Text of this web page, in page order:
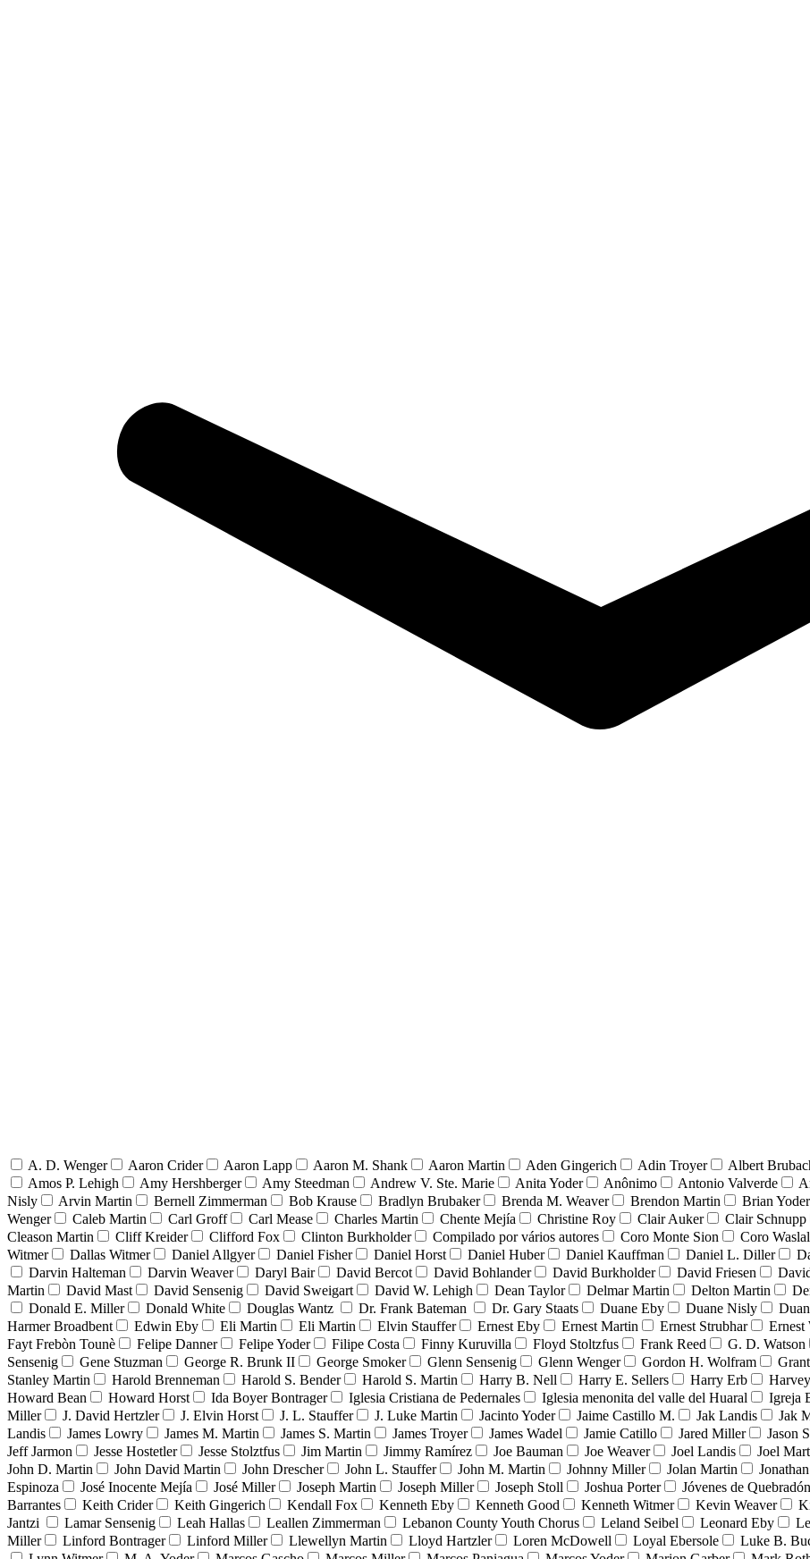
A. D. Wenger Aaron Crider Aaron Lapp Aaron M. Shank Aaron Martin Aden Gingerich Adin Troyer Albert
Amos P. Lehigh
Amy Hershberger Amy Steedman Andrew V. Ste. Marie Anita Yoder Anônimo Antonio Valverde
Nisly
Arvin Martin Bernell Zimmerman Bob Krause Bradlyn Brubaker Brenda M. Weaver Brendon Martin Brian Yoder
Wenger
Caleb Martin Carl Groff Carl Mease Charles Martin Chente Mejía Christine Roy Clair Auker Clair Schnupp
Cleason Martin
Cliff Kreider Clifford Fox Clinton Burkholder Compilado por vários autores Coro Monte Sion Coro
Witmer
Dallas Witmer Daniel Allgyer Daniel Fisher Daniel Horst Daniel Huber Daniel Kauffman Daniel L. Diller
Darvin Halteman
Darvin Weaver Daryl Bair David Bercot David Bohlander David Burkholder David Friesen
Martin
David Mast David Sensenig David Sweigart David W. Lehigh Dean Taylor Delmar Martin Delton Martin
Donald E. Miller
Donald White Douglas Wantz Dr. Frank Bateman Dr. Gary Staats Duane Eby Duane Nisly
Harmer Broadbent
Edwin Eby Eli Martin Eli Martin Elvin Stauffer Ernest Eby Ernest Martin Ernest Strubhar Ernest
Fayt Frebòn Tounè
Felipe Danner Felipe Yoder Filipe Costa Finny Kuruvilla Floyd Stoltzfus Frank Reed G. D. Watson
Sensenig
Gene Stuzman George R. Brunk II George Smoker Glenn Sensenig Glenn Wenger Gordon H. Wolfram
Stanley Martin
Harold Brenneman Harold S. Bender Harold S. Martin Harry B. Nell Harry E. Sellers Harry Erb
Howard Bean
Howard Horst Ida Boyer Bontrager Iglesia Cristiana de Pedernales Iglesia menonita del valle del Huaral Igreja
Miller
J. David Hertzler J. Elvin Horst J. L. Stauffer J. Luke Martin Jacinto Yoder Jaime Castillo M. Jak Landis Jak
Landis
James Lowry James M. Martin James S. Martin James Troyer James Wadel Jamie Catillo Jared Miller Jason
Jeff Jarmon
Jesse Hostetler Jesse Stolztfus Jim Martin Jimmy Ramírez Joe Bauman Joe Weaver Joel Landis Joel
John D. Martin
John David Martin John Drescher John L. Stauffer John M. Martin Johnny Miller Jolan Martin
Espinoza
José Inocente Mejía José Miller Joseph Martin Joseph Miller Joseph Stoll Joshua Porter Jóvenes de Quebradón
Barrantes
Keith Crider Keith Gingerich Kendall Fox Kenneth Eby Kenneth Good Kenneth Witmer Kevin Weaver
Jantzi
Lamar Sensenig Leah Hallas Leallen Zimmerman Lebanon County Youth Chorus Leland Seibel Leonard Eby
Miller
Linford Bontrager Linford Miller Llewellyn Martin Lloyd Hartzler Loren McDowell Loyal Ebersole Luke B.